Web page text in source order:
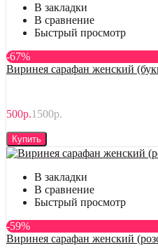
В закладки
В сравнение
Быстрый просмотр
-67%
Виринея сарафан женский
500р.1500р.
Купить
В закладки
В сравнение
Быстрый просмотр
-59%
Виринея сарафан женский